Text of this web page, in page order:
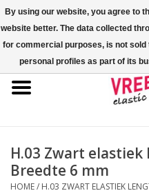
Home
Gekleurde elastiekjes
Elastisch koord
H.03 Zwart elastiek
Breedte 6 mm
HOME/ H.03 ZWART ELASTIEK
By using our website, you agree to
website better. The data collected
for commercial purposes, is not
personal profiles as part of its